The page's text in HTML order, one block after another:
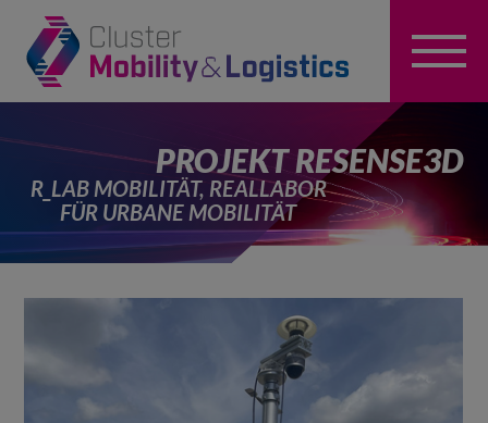
PROJEKT RESENSE3D
R_LAB MOBILITÄT, REALLABOR
FÜR URBANE MOBILITÄT